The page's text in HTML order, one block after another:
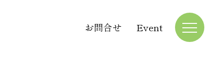
お問合せ Event